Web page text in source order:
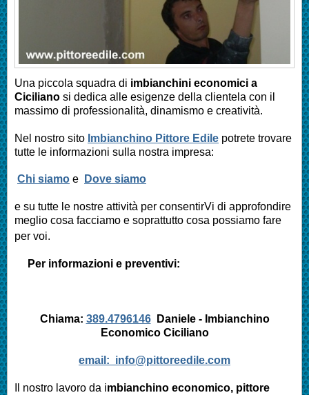
Una piccola squadra di imbianchini economici a
Ciciliano si dedica alle esigenze della clientela con il
massimo di professionalità, dinamismo e creatività.
Nel nostro sito Imbianchino Pittore Edile potrete trovare
tutte le informazioni sulla nostra impresa:
Chi siamo e Dove siamo
e su tutte le nostre attività per consentirVi di approfondire
meglio cosa facciamo e soprattutto cosa possiamo fare
per voi.
Per informazioni e preventivi:
Chiama: 389.4796146Daniele - Imbianchino
Economico Ciciliano
email: info@pittoreedile.com
Il nostro lavoro da imbianchino economico, pittore